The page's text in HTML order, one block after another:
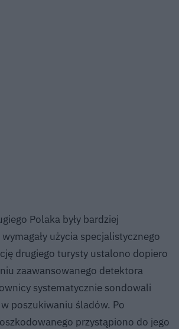
Polaka były bardziej
użycia specjalistycznego
drugiego turysty ustalono dopiero
zaawansowanego detektora
systematycznie sondowali
poszukiwaniu śladów. Po
przystąpiono do jego